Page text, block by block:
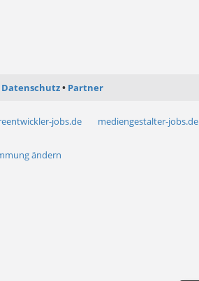
Datenschutz Partner
jobs.de mediengestalter-jobs.de
ändern